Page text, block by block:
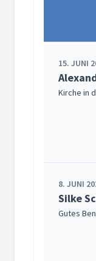
15. JUNI
Kirche in
8. JUNI
Silke
Gutes